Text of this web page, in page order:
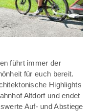
führt immer der
für euch bereit.
Highlights
Altdorf und endet
Auf- und Abstiege